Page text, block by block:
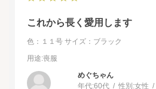
これから長く愛用します
色：１１号 サイズ：ブラック
用途:喪服
めぐちゃん
年代:60代 性別:女性